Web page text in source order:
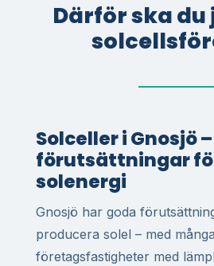
Därför ska
Solceller i Gnosjö
förutsättningar
solenergi
Gnosjö har goda
producera solel – med
företagsfastigheter med